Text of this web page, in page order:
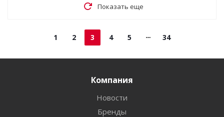
Показать еще
1 2 3 4 5 34
Компания
Новости
Бренды